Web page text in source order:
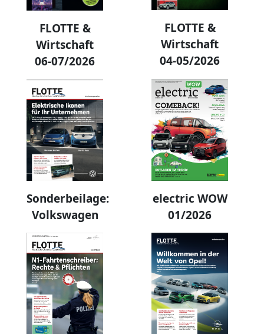
FLOTTE &
Wirtschaft
06-07/2026
FLOTTE &
Wirtschaft
04-05/2026
Sonderbeilage:
Volkswagen
electric WOW
01/2026